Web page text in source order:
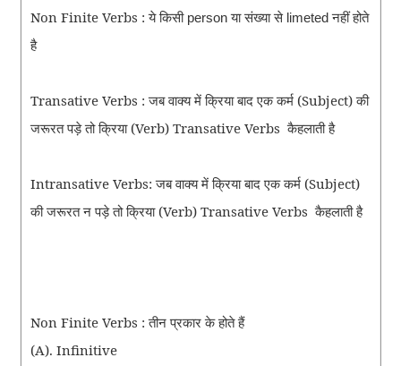
Non Finite Verbs : ये किसीpersonया संख्या सेlimetedनहीं होते
है
Transative Verbs : जब वाक्य में क्रिया बाद एक कर्म (Subject) की
जरूरत पड़े तो क्रिया (Verb) Transative Verbs कैहलाती है
Intransative Verbs: जब वाक्य में क्रिया बाद एक कर्म (Subject)
की जरूरत न पड़े तो क्रिया (Verb) Transative Verbs कैहलाती है
Non Finite Verbs :तीन प्रकार के होते हैं
(A). Infinitive